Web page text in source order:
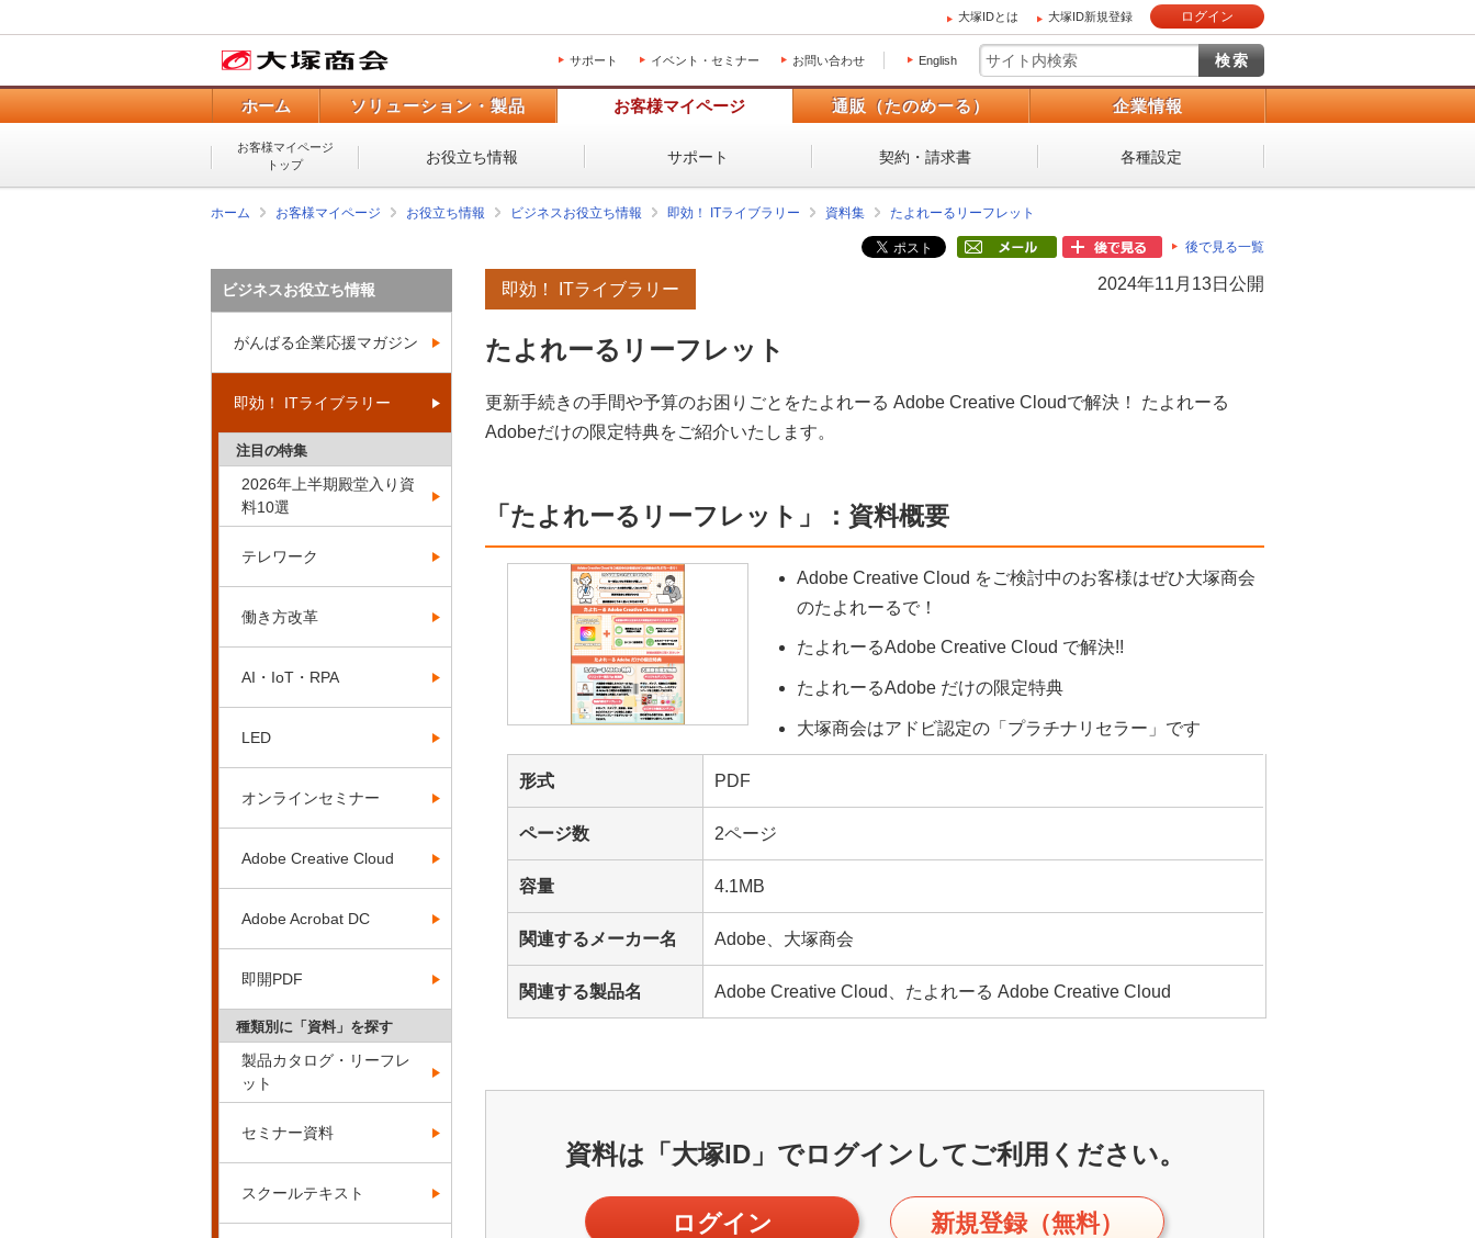
大塚IDとは 大塚ID新規登録 ログイン
サポート イベント・セミナー お問い合わせ English
ホーム ソリューション・製品 お客様マイページ 通販（たのめーる） 企業情報
お客様マイページ
トップ
お役立ち情報 サポート 契約・請求書 各種設定
ホーム お客様マイページ お役立ち情報 ビジネスお役立ち情報 即効！ ITライブラリー 資料集 たよれーるリーフレット
後で見る一覧
2024年11月13日公開
即効！ ITライブラリー
たよれーるリーフレット
更新手続きの手間や予算のお困りごとをたよれーる Adobe Creative Cloudで解決！ たよれーる
Adobeだけの限定特典をご紹介いたします。
「たよれーるリーフレット」：資料概要
Adobe Creative Cloud をご検討中のお客様はぜひ大塚商会
のたよれーるで！
たよれーるAdobe Creative Cloud で解決!!
たよれーるAdobe だけの限定特典
大塚商会はアドビ認定の「プラチナリセラー」です
形式 PDF
ページ数 2ページ
容量 4.1MB
関連するメーカー名 Adobe、大塚商会
関連する製品名 Adobe Creative Cloud、たよれーる Adobe Creative Cloud
資料は「大塚ID」でログインしてご利用ください。
ログイン 新規登録（無料）
ビジネスお役立ち情報
がんばる企業応援マガジン
即効！ ITライブラリー
注目の特集
2026年上半期殿堂入り資
料10選
テレワーク
働き方改革
AI・IoT・RPA
LED
オンラインセミナー
Adobe Creative Cloud
Adobe Acrobat DC
即開PDF
種類別に「資料」を探す
製品カタログ・リーフレ
ット
セミナー資料
スクールテキスト